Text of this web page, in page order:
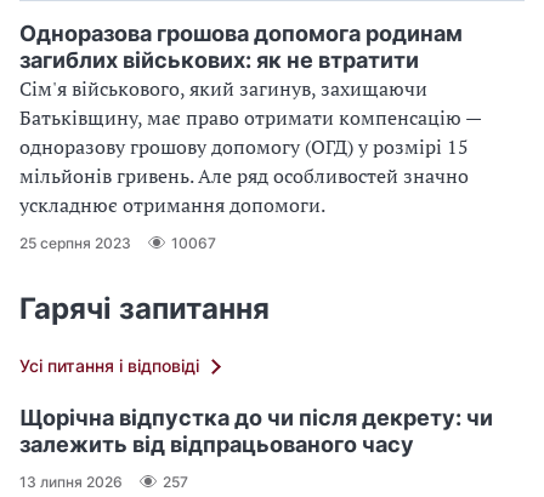
Одноразова грошова допомога родинам
загиблих військових: як не втратити
Сім'я військового, який загинув, захищаючи
Батьківщину, має право отримати компенсацію —
одноразову грошову допомогу (ОГД) у розмірі 15
мільйонів гривень. Але ряд особливостей значно
ускладнює отримання допомоги.
25 серпня 2023 10067
Гарячі запитання
Усі питання і відповіді
Щорічна відпустка до чи після декрету: чи
залежить від відпрацьованого часу
13 липня 2026 257